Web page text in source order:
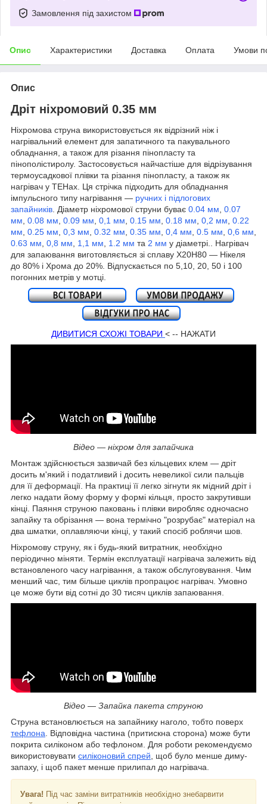
Замовлення під захистом
Опис Характеристики Доставка Оплата Умови
Опис
Дріт ніхромовий 0.35 мм
Ніхромова струна використовується як відрізний ніж і
нагрівальний елемент для запатичного та пакувального
обладнання, а також для різання пінопласту та
пінополістиролу. Застосовується найчастіше для відрізування
термоусадкової плівки та різання пінопласту, а також як
нагрівач у ТЕНах. Ця стрічка підходить для обладнання
імпульсного типу нагрівання — ручних і підлогових
запайників. Діаметр ніхромової струни буває 0.04 мм, 0.07
мм, 0.08 мм, 0.09 мм, 0,1 мм, 0.15 мм, 0.18 мм, 0,2 мм, 0.22
мм, 0.25 мм, 0,3 мм, 0.32 мм, 0.35 мм, 0,4 мм, 0.5 мм, 0,6 мм,
0.63 мм, 0,8 мм, 1,1 мм, 1.2 мм та 2 мм у діаметрі.. Нагрівач
для запаювання виготовляється зі сплаву Х20Н80 — Нікеля
до 80% і Хрома до 20%. Відпускається по 5,10, 20, 50 і 100
погонних метрів у мотці.
ДИВИТИСЯ СХОЖІ ТОВАРИ < -- НАЖАТИ
Відео — ніхром для запайчика
Монтаж здійснюється зазвичай без кільцевих клем — дріт
досить м'який і податливий і досить невеликої сили пальців
для її деформації. На практиці її легко зігнути як мідний дріт і
легко надати йому форму у формі кільця, просто закрутивши
кінці. Паяння струною паковань і плівки виробляє одночасно
запайку та обрізання — вона термічно "розрубає" матеріал на
два шматки, оплавляючи кінці, у такий спосіб роблячи шов.
Ніхромову струну, як і будь-який витратник, необхідно
періодично міняти. Термін експлуатації нагрівача залежить від
встановленого часу нагрівання, а також обслуговування. Чим
менший час, тим більше циклів пропрацює нагрівач. Умовно
це може бути від сотні до 30 тисяч циклів запаювання.
Відео — Запайка пакета струною
Струна встановлюється на запайнику наголо, тобто поверх
тефлона. Відповідна частина (притискна сторона) може бути
покрита силіконом або тефлоном. Для роботи рекомендуємо
використовувати силіконовий спрей, щоб було менше диму-
запаху, і щоб пакет менше прилипал до нагрівача.
Увага! Під час заміни витратників необхідно знебарвити